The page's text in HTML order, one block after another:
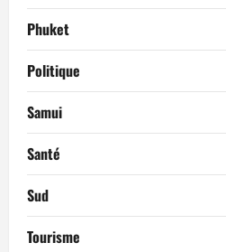
Phuket
Politique
Samui
Santé
Sud
Tourisme